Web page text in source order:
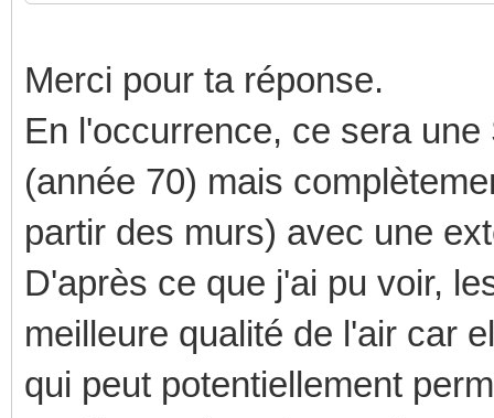
Merci pour ta réponse.
En l'occurrence, ce sera
(année 70) mais
partir des murs) avec une
D'après ce que j'ai pu voir,
meilleure qualité de l'air car
qui peut potentiellement